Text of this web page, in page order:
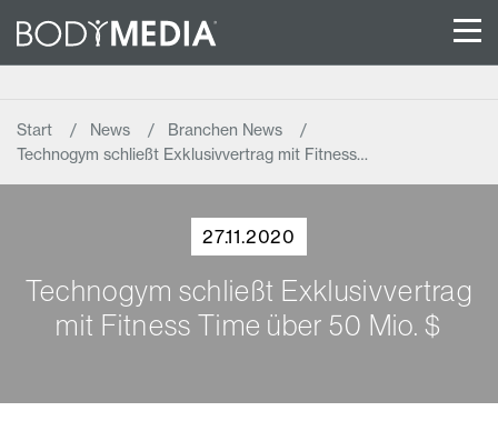
Start News
Branchen News
Technogym schließt Exklusivvertrag mit Fitness…
27.11.2020
Technogym schließt Exklusivvertrag
mit Fitness Time über 50 Mio. $